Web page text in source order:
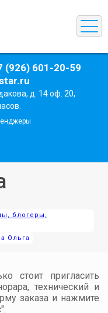
(926) 601-20-59
д. 14 оф. 20,
блогеры,
Ольга
стоит пригласить
технический и
заказа и нажмите